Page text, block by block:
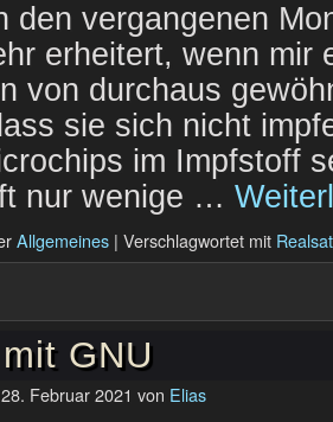
den vergangenen
erheitert, wenn mir
von durchaus
sie sich nicht
im Impfstoff
nur wenige …
Allgemeines | Verschlagwortet mit
GNU
28. Februar 2021 von Elias